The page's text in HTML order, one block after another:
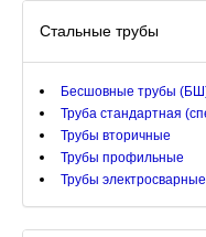
Стальные трубы
Бесшовные трубы
Труба стандартная
Трубы вторичные
Трубы профильные
Трубы